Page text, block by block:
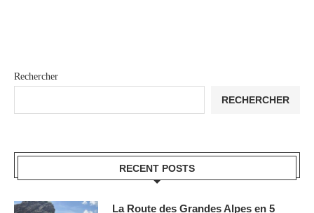
Rechercher
RECHERCHER
RECENT POSTS
La Route des Grandes Alpes en 5